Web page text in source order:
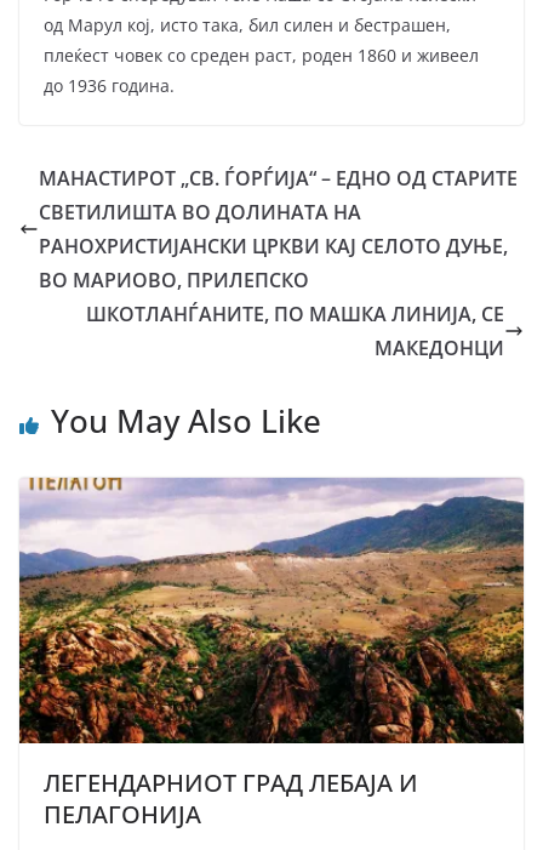
од Марул кој, исто така, бил силен и бестрашен,
плеќест човек со среден раст, роден 1860 и живеел
до 1936 година.
МАНАСТИРОТ „СВ. ЃОРЃИЈА“ – ЕДНО ОД СТАРИТЕ
СВЕТИЛИШТА ВО ДОЛИНАТА НА
РАНОХРИСТИЈАНСКИ ЦРКВИ КАЈ СЕЛОТО ДУЊЕ,
ВО МАРИОВО, ПРИЛЕПСКО
ШКОТЛАНЃАНИТЕ, ПО МАШКА ЛИНИЈА, СЕ
МАКЕДОНЦИ
You May Also Like
ЛЕГЕНДАРНИОТ ГРАД ЛЕБАЈА И
ПЕЛАГОНИЈА